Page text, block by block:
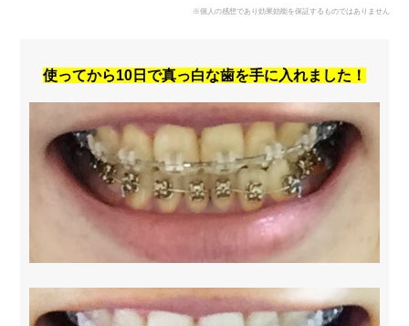
※個人の感想であり効果効能を保証するものではありません
使ってから10日で真っ白な歯を手に入れました！